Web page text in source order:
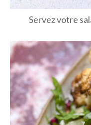
Servez votre